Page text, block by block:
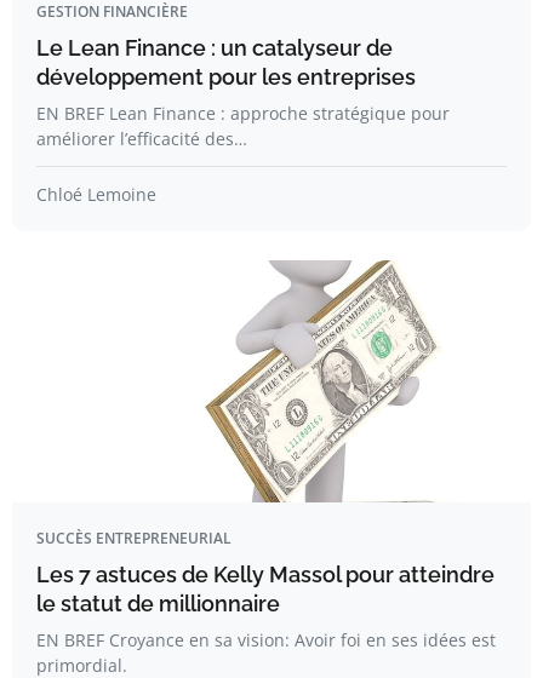
GESTION FINANCIÈRE
Le Lean Finance : un catalyseur de
développement pour les entreprises
EN BREF Lean Finance : approche stratégique pour
améliorer l’efficacité des…
Chloé Lemoine
SUCCÈS ENTREPRENEURIAL
Les 7 astuces de Kelly Massol pour atteindre
le statut de millionnaire
EN BREF Croyance en sa vision: Avoir foi en ses idées est
primordial.